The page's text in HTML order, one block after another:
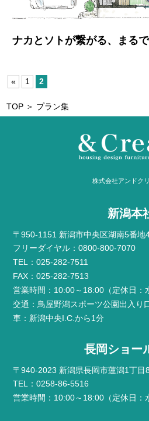
ナカとソトが繋がる、まる
« 1 2
TOP ＞ プラン集
株式会社アンドク
新潟本
〒950-1151 新潟市中央区湖南5番地
フリーダイヤル：0800-800-7070
TEL：025-282-7511
FAX：025-282-7513
営業時間：10:00～18:00（定休日：
交通：鳥屋野潟スポーツ公園出入り
車：新潟中央I.C.から1分
長岡ショー
〒940-2023 新潟県長岡市蓮潟1丁目
TEL：0258-86-5516
営業時間：10:00～18:00（定休日：